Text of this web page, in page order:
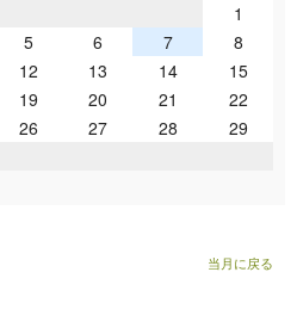
1
5 6 7
8
12 13 14
15
19 20 21
22
26 27 28
29
当月に戻る